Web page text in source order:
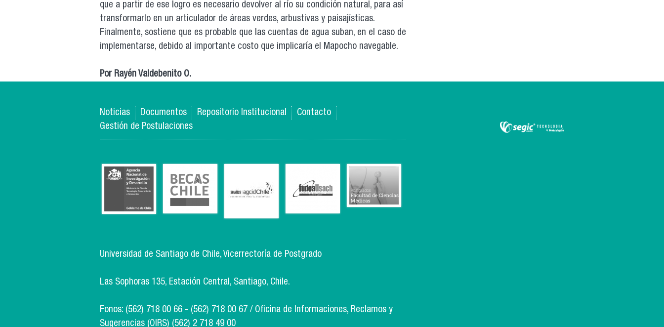
que a partir de ese logro es necesario devolver al río su condición natural, para así
transformarlo en un articulador de áreas verdes, arbustivas y paisajísticas.
Finalmente, sostiene que es probable que las cuentas de agua suban, en el caso de
implementarse, debido al importante costo que implicaría el Mapocho navegable.
Por Rayén Valdebenito O.
Noticias Documentos Repositorio Institucional
Contacto
Gestión de Postulaciones
Universidad de Santiago de Chile, Vicerrectoría de Postgrado
Las Sophoras 135, Estación Central, Santiago, Chile.
Fonos: (562) 718 00 66 - (562) 718 00 67 / Oficina de Informaciones, Reclamos y
Sugerencias (OIRS) (562) 2 718 49 00